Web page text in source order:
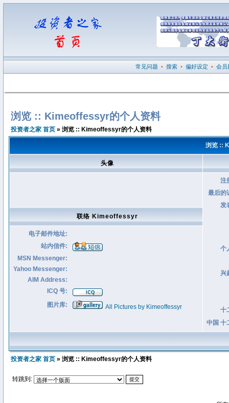
常见问题 • 搜索 • 偏好设定 • 会员
浏览 :: Kimeoffessyr的个人资料
投资者之家 首页 » 浏览 :: Kimeoffessyr的个人资料
浏览 ::
头像
注
最后的
发
个
兴
十
中国 十
联络 Kimeoffessyr
电子邮件地址:
站内信件:
MSN Messenger:
Yahoo Messenger:
AIM Address:
ICQ 号:
图片库:
All Pictures by Kimeoffessyr
投资者之家 首页 » 浏览 :: Kimeoffessyr的个人资料
转跳到: